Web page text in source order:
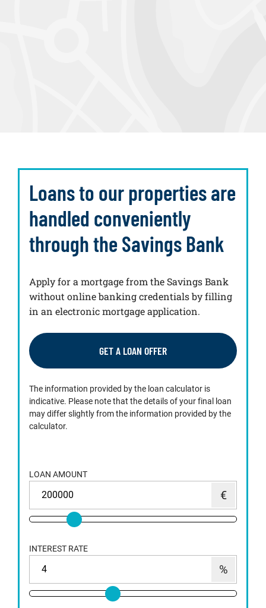
Loans to our properties are
handled conveniently
through the Savings Bank
Apply for a mortgage from the Savings Bank
without online banking credentials by filling
in an electronic mortgage application.
GET A LOAN OFFER
The information provided by the loan calculator is
indicative. Please note that the details of your final loan
may differ slightly from the information provided by the
calculator.
LOAN AMOUNT
INTEREST RATE